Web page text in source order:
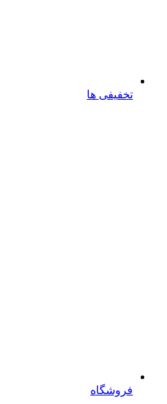
تخفیفی ها
فروشگاه